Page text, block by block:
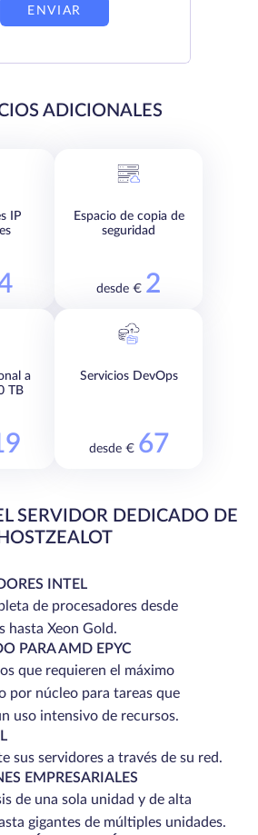
ENVIAR
ADICIONALES
IP
Espacio de copia de
seguridad
desde € 2
a
TB
Servicios DevOps
desde € 67
SERVIDOR DEDICADO DE
HOSTZEALOT
INTEL
de procesadores desde
hasta Xeon Gold.
PARA AMD EPYC
que requieren el máximo
por núcleo para tareas que
uso intensivo de recursos.
sus servidores a través de su red.
EMPRESARIALES
de una sola unidad y de alta
gigantes de múltiples unidades.